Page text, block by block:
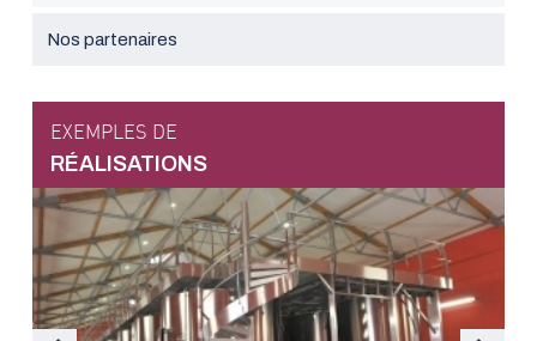
Nos partenaires
EXEMPLES DE
RÉALISATIONS